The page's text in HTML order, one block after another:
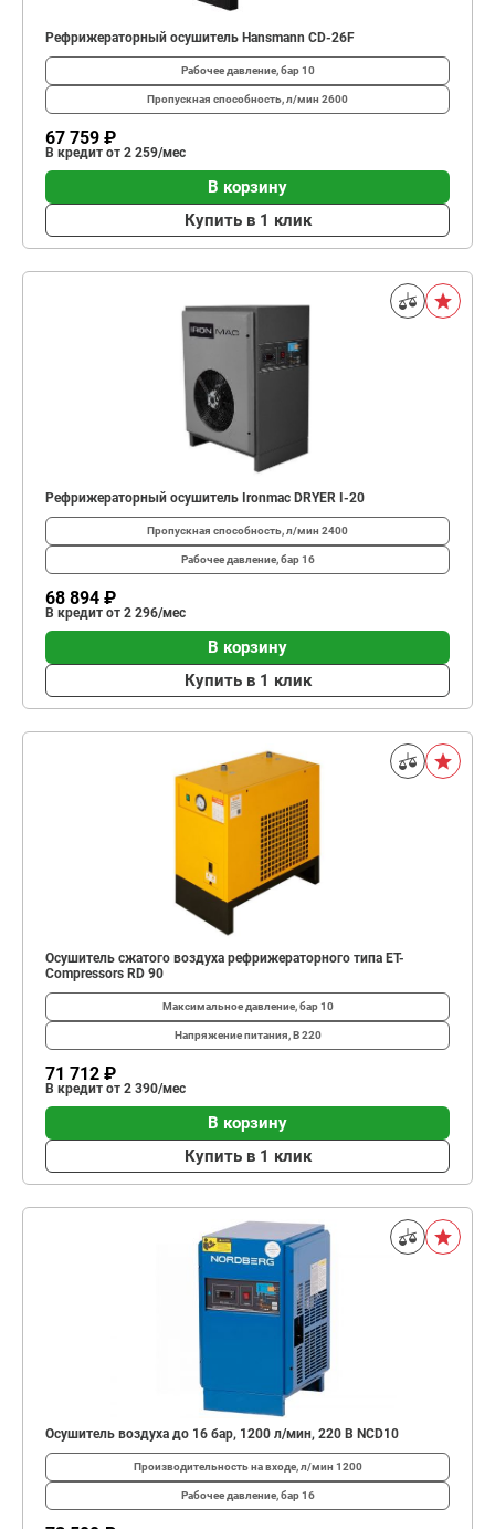
Рефрижераторный осушитель Hansmann CD-26F
Рабочее давление, бар10
Пропускная способность, л/мин 2600
67 759 ₽
В кредит от 2 259/мес
В корзину
Купить в 1 клик
Рефрижераторный осушитель Ironmac DRYER I-20
Пропускная способность, л/мин 2400
Рабочее давление, бар16
68 894 ₽
В кредит от 2 296/мес
В корзину
Купить в 1 клик
Осушитель сжатого воздуха рефрижераторного типа ET-
Compressors RD 90
Максимальное давление, бар10
Напряжение питания, В220
71 712 ₽
В кредит от 2 390/мес
В корзину
Купить в 1 клик
Осушитель воздуха до 16 бар, 1200 л/мин, 220 В NCD10
Производительность на входе, л/мин 1200
Рабочее давление, бар16